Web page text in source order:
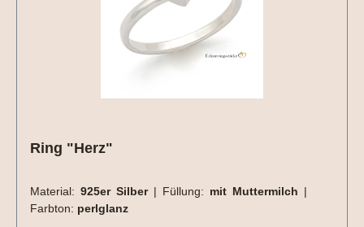
Ring "Herz"
Material: 925er Silber | Füllung: mit Muttermilch |
Farbton: perlglanz